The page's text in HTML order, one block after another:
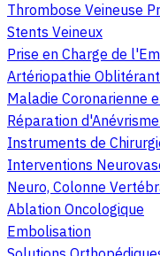
Thrombose Veineuse
Stents Veineux
Prise en Charge de
Artériopathie
Maladie Coronarienne
Réparation
Instruments de
Interventions
Neuro, Colonne
Ablation Oncologique
Embolisation